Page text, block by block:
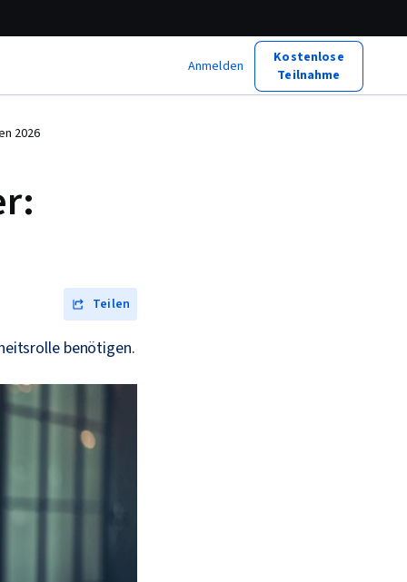
Anmelden
Kostenlose
Teilnahme
2026
Teilen
benötigen.